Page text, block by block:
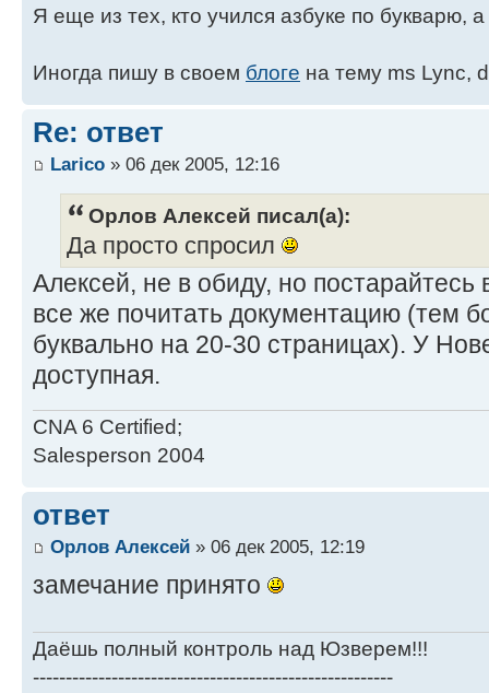
Я еще из тех, кто учился азбуке по букварю,
Иногда пишу в своем блоге на тему ms Lync,
Re: ответ
Larico » 06 дек 2005, 12:16
Орлов Алексей писал(а):
Да просто спросил
Алексей, не в обиду, но
все же почитать документацию (тем
буквально на 20-30 страницах). У
доступная.
CNA 6 Certified;
Salesperson 2004
ответ
Орлов Алексей » 06 дек 2005, 12:19
замечание принято
Даёшь полный контроль над Юзверем!!!
-------------------------------------------------------